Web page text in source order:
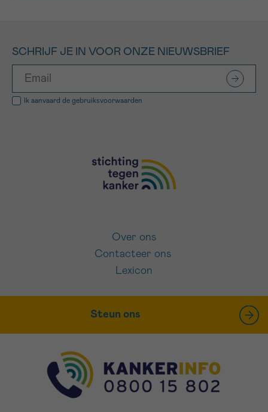
SCHRIJF JE IN VOOR ONZE NIEUWSBRIEF
Ik aanvaard de gebruiksvoorwaarden
Over ons
Contacteer ons
Lexicon
Steun ons